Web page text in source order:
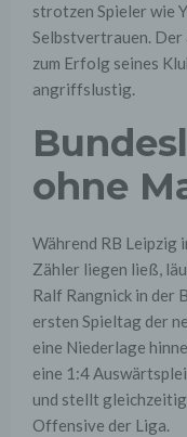
strotzen Spieler wie
Selbstvertrauen. Der
zum Erfolg seines
angriffslustig.
ohne
Während RB Leipzig
Zähler liegen ließ,
Ralf Rangnick in der
ersten Spieltag der
eine Niederlage
eine 1:4
und stellt
Offensive der Liga.